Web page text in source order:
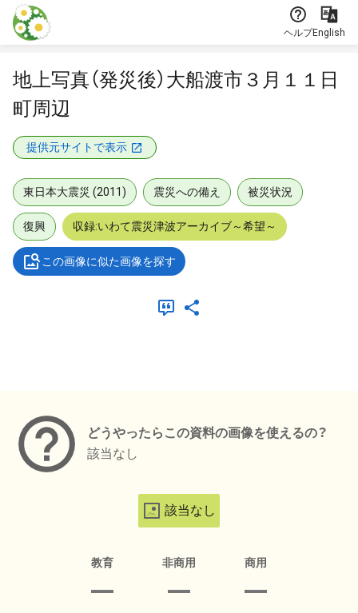
本文に飛ぶ
ヘルプEnglish
地上写真（発災後）大船渡市３月１１日
町周辺
提供元サイトで表示
東日本大震災 (2011) 震災への備え 被災状況
復興 収録:いわて震災津波アーカイブ～希望～
この画像に似た画像を探す
どうやったらこの資料の画像を使えるの？
該当なし
該当なし
教育 非商用 商用